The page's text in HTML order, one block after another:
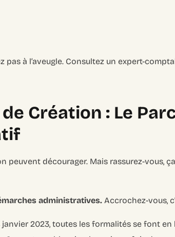
pas à l’aveugle. Consultez un expert-
Création : Le
peuvent décourager. Mais rassurez-vous,
administratives. Accrochez-vous,
janvier 2023, toutes les formalités se font en